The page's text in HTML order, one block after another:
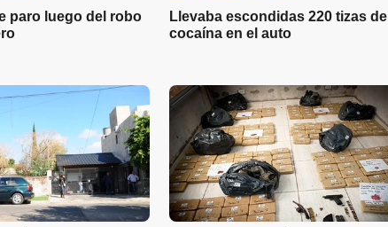
paro luego del robo
Llevaba escondidas 220 tizas de
cocaína en el auto